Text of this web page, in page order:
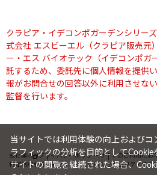
クラピア・イデコンポガーデンシリー
式会社 エスビーエル（クラピア販売元
ー・エス バイオテック（イデコンポガ
託するため、委託先に個人情報を提供
報がお問合せの回答以外に利用させな
監督を行います。
会社案内 プライバシーポリシー サイトのご利用にあ
特定商取引法に基づく表記についてセキュリティにつ
当サイトでは利用体験の向上およびコ
ラフィックの分析を目的としてCookie
サイトの閲覧を継続された場合、